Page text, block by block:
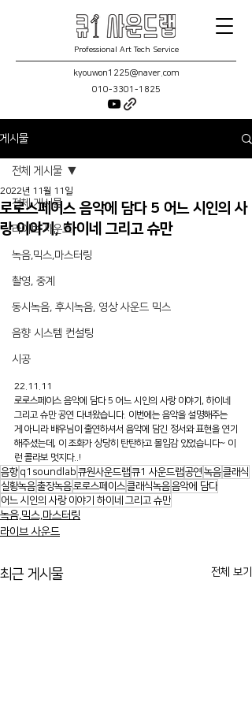
Professional Art Tech Service
kyouwon1225@naver.com
010-3301-1825
게시물
전체 게시물
라이브 사운드
녹음,믹스,마스터링
촬영, 중계
동시녹음, 후시녹음, 영상 사운드 믹스
음향 시스템 컨설팅
시공
전체 게시물
로로스페이스 음악에 담다 5 어느 시인의 사
랑 이야기, 하이네 그리고 슈만
2022년 11월 11일
22.11.11
로로스페이스 음악에 담다 5 어느 시인의 사랑 이야기, 하이네
그리고 슈만 공연 다녀왔습니다. 이번에는 음악을 설명해주는
게 아니라 배우님이 출연하셔서 음악에 담긴 정서와 표현을 연기
해주셨는데, 이 조화가 상당히 탄탄하고 몰입감 있었습니다~ 이
런 콜라보 멋지다..!
음향 q1soundlab 큐원사운드랩큐1 사운드랩공연 녹음클래식
실황녹음출장녹음 로로스페이스 클래식녹음음악에 담다
어느 시인의 사랑 이야기 하이네 그리고 슈만
녹음,믹스,마스터링
라이브 사운드
최근 게시물 전체 보기